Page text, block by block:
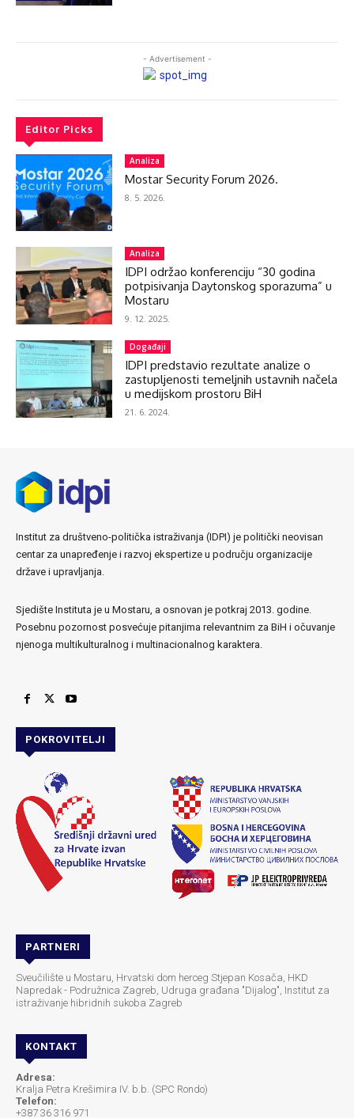
- Advertisement -
Editor Picks
Analiza
Mostar Security Forum 2026.
8. 5. 2026.
Analiza
IDPI održao konferenciju “30 godina
potpisivanja Daytonskog sporazuma” u
Mostaru
9. 12. 2025.
Događaji
IDPI predstavio rezultate analize o
zastupljenosti temeljnih ustavnih načela
u medijskom prostoru BiH
21. 6. 2024.
Institut za društveno-politička istraživanja (IDPI) je politički neovisan
centar za unapređenje i razvoj ekspertize u području organizacije
države i upravljanja.
Sjedište Instituta je u Mostaru, a osnovan je potkraj 2013. godine.
Posebnu pozornost posvećuje pitanjima relevantnim za BiH i očuvanje
njenoga multikulturalnog i multinacionalnog karaktera.
POKROVITELJI
PARTNERI
Sveučilište u Mostaru, Hrvatski dom herceg Stjepan Kosača, HKD
Napredak - Podružnica Zagreb, Udruga građana "Dijalog", Institut za
istraživanje hibridnih sukoba Zagreb
KONTAKT
Adresa:
Kralja Petra Krešimira IV. b.b. (SPC Rondo)
Telefon:
+387 36 316 971